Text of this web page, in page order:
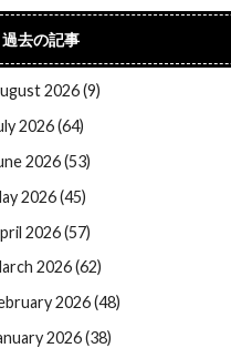
過去の記事
2026 (9)
2026 (64)
2026 (53)
2026 (45)
2026 (57)
2026 (62)
2026 (48)
2026 (38)